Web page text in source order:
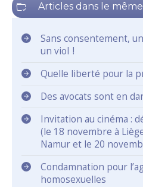
Articles dans le
Sans consentement,
un viol !
Quelle liberté pour la
Des avocats sont en
Invitation au cinéma :
(le 18 novembre à
Namur et le 20
Condamnation pour
homosexuelles